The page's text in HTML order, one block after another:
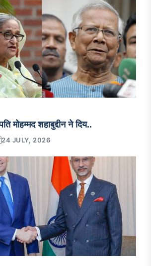
मोहम्मद शहाबुद्दीन ने दिय..
24 JULY, 2026